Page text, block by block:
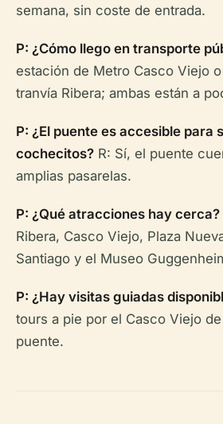
semana, sin coste de entrada.
P: ¿Cómo llego en transporte
estación de Metro Casco Viejo
tranvía Ribera; ambas están a
P: ¿El puente es accesible para
cochecitos? R: Sí, el puente
amplias pasarelas.
P: ¿Qué atracciones hay cerca?
Ribera, Casco Viejo, Plaza
Santiago y el Museo
P: ¿Hay visitas guiadas
tours a pie por el Casco Viejo
puente.